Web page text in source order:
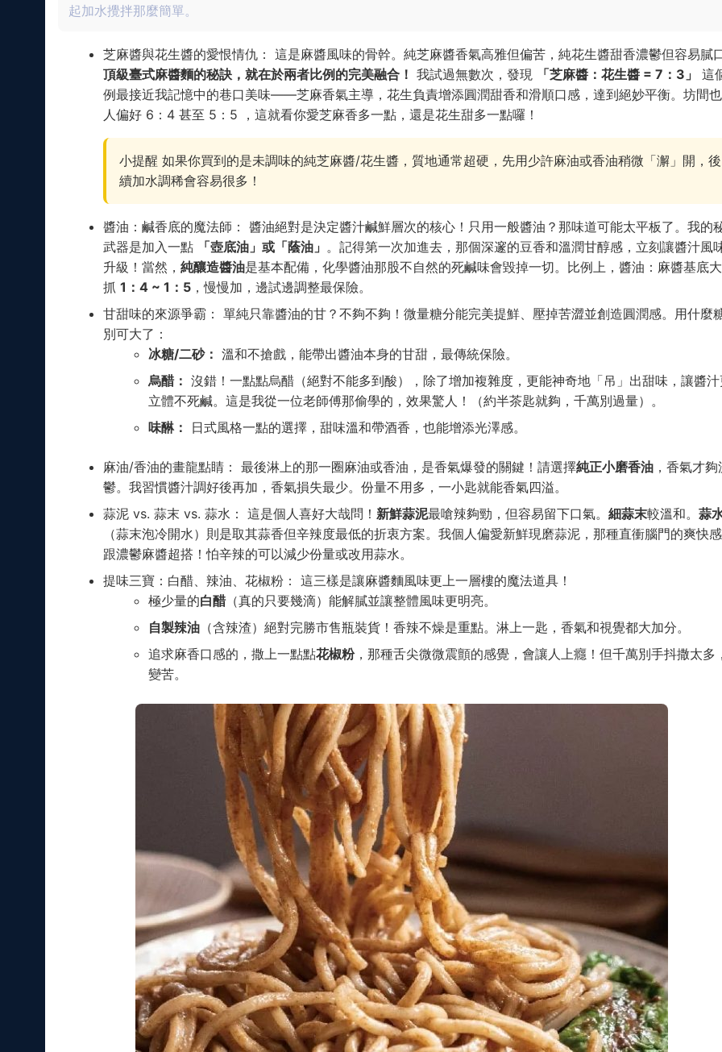
起加水攪拌那麼簡單。
芝麻醬與花生醬的愛恨情仇： 這是麻醬風味的骨幹。純芝麻醬香氣高雅但偏苦，純花生醬甜香濃鬱但容易膩
頂級臺式麻醬麵的秘訣，就在於兩者比例的完美融合！ 我試過無數次，發現 「芝麻醬：花生醬 = 7：3」
這
例最接近我記憶中的巷口美味——芝麻香氣主導，花生負責增添圓潤甜香和滑順口感，達到絕妙平衡。坊間
人偏好 6：4 甚至 5：5 ，這就看你愛芝麻香多一點，還是花生甜多一點囉！
小提醒 如果你買到的是未調味的純芝麻醬/花生醬，質地通常超硬，先用少許麻油或香油稍微「澥」開，後
續加水調稀會容易很多！
醬油：鹹香底的魔法師： 醬油絕對是決定醬汁鹹鮮層次的核心！只用一般醬油？那味道可能太平板了。我的
武器是加入一點
「壺底油」或「蔭油」 。記得第一次加進去，那個深邃的豆香和溫潤甘醇感，立刻讓醬汁風
升級！當然， 純釀造醬油是基本配備，化學醬油那股不自然的死鹹味會毀掉一切。比例上，醬油：麻醬基底
抓 1：4 ~ 1：5 ，慢慢加，邊試邊調整最保險。
甘甜味的來源爭霸： 單純只靠醬油的甘？不夠不夠！微量糖分能完美提鮮、壓掉苦澀並創造圓潤感。用什麼
別可大了：
冰糖/二砂： 溫和不搶戲，能帶出醬油本身的甘甜，最傳統保險。
烏醋： 沒錯！一點點烏醋（絕對不能多到酸），除了增加複雜度，更能神奇地「吊」出甜味，讓醬
立體不死鹹。這是我從一位老師傅那偷學的，效果驚人！（約半茶匙就夠，千萬別過量）。
味醂：
日式風格一點的選擇，甜味溫和帶酒香，也能增添光澤感。
麻油/香油的畫龍點睛： 最後淋上的那一圈麻油或香油，是香氣爆發的關鍵！請選擇純正小磨香油 ，香氣才夠
鬱。我習慣醬汁調好後再加，香氣損失最少。份量不用多，一小匙就能香氣四溢。
蒜泥 vs. 蒜末 vs. 蒜水： 這是個人喜好大哉問！ 新鮮蒜泥最嗆辣夠勁，但容易留下口氣。 細蒜末較溫和。 蒜
（蒜末泡冷開水）則是取其蒜香但辛辣度最低的折衷方案。我個人偏愛新鮮現磨蒜泥，那種直衝腦門的爽快
跟濃鬱麻醬超搭！怕辛辣的可以減少份量或改用蒜水。
提味三寶：白醋、辣油、花椒粉： 這三樣是讓麻醬麵風味更上一層樓的魔法道具！
極少量的白醋（真的只要幾滴）能解膩並讓整體風味更明亮。
自製辣油 （含辣渣）絕對完勝市售瓶裝貨！香辣不燥是重點。淋上一匙，香氣和視覺都大加分。
追求麻香口感的，撒上一點點花椒粉，那種舌尖微微震顫的感覺，會讓人上癮！但千萬別手抖撒太多
變苦。